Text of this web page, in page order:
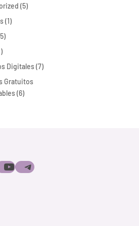
55
11
55
2
productos
Digitales 77
Gratuitos
66
YouTubeTelegram